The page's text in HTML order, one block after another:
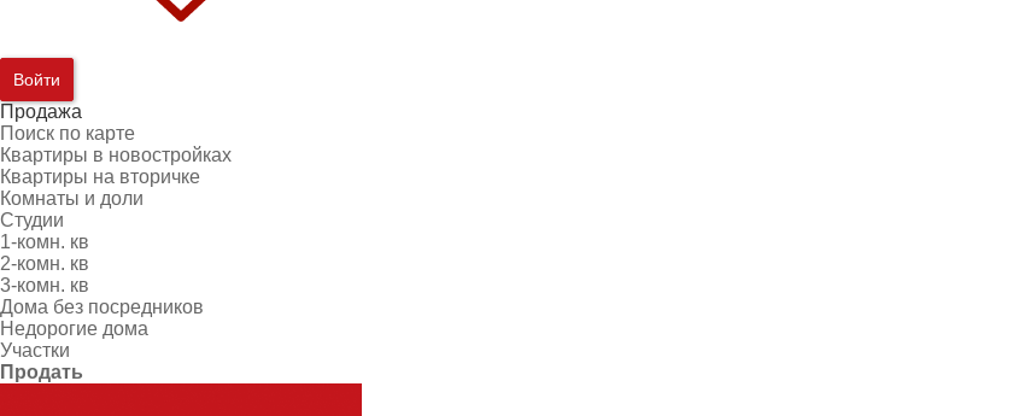
Войти
Продажа
Поиск по карте
Квартиры в новостройках
Квартиры на вторичке
Комнаты и доли
Студии
1-комн. кв
2-комн. кв
3-комн. кв
Дома без посредников
Недорогие дома
Участки
Продать